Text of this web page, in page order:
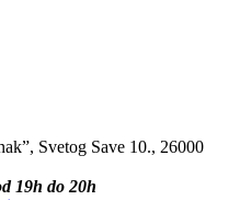
Svetog Save 10., 26000
19h do 20h